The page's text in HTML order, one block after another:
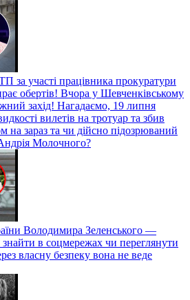
за участі працівника прокуратури
обертів! Вчора у Шевченківському
захід! Нагадаємо, 19 липня
вилетів на тротуар та збив
на зараз та чи дійсно підозрюваний
Молочного?
Володимира Зеленського —
в соцмережах чи переглянути
власну безпеку вона не веде